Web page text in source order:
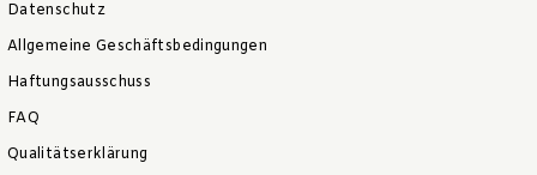
Datenschutz
Allgemeine Geschäftsbedingungen
Haftungsausschuss
FAQ
Qualitätserklärung